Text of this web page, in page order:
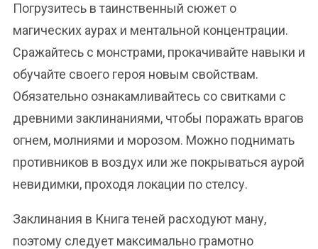
Погрузитесь в таинственный сюжет о
магических аурах и ментальной концентрации.
Сражайтесь с монстрами, прокачивайте навыки и
обучайте своего героя новым свойствам.
Обязательно ознакамливайтесь со свитками с
древними заклинаниями, чтобы поражать врагов
огнем, молниями и морозом. Можно поднимать
противников в воздух или же покрываться аурой
невидимки, проходя локации по стелсу.
Заклинания в Книга теней расходуют ману,
поэтому следует максимально грамотно